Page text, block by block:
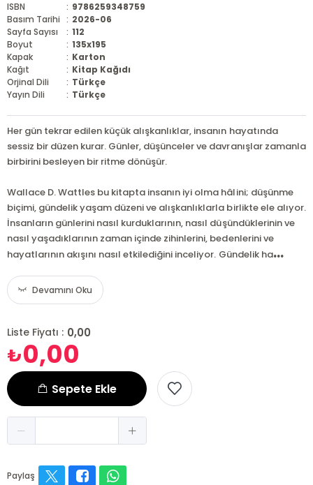
ISBN : 9786259348759
Basım Tarihi : 2026-06
Sayfa Sayısı
: 112
Boyut
: 135x195
Kapak
: Karton
Kağıt
: Kitap Kağıdı
Orjinal Dili
: Türkçe
Yayın Dili
: Türkçe
Her gün tekrar edilen küçük alışkanlıklar, insanın hayatında
sessiz bir düzen kurar. Günler, düşünceler ve davranışlar zamanla
birbirini besleyen bir ritme dönüşür.
Wallace D. Wattles bu kitapta insanın iyi olma hâlini; düşünme
biçimi, gündelik yaşam düzeni ve alışkanlıklarla birlikte ele alıyor.
İnsanların günlerini nasıl kurduklarının, nasıl düşündüklerinin ve
nasıl yaşadıklarının zaman içinde zihinlerini, bedenlerini ve
hayatlarının akışını nasıl etkilediğini inceliyor. Gündelik ha...
Devamını Oku
Liste Fiyatı : 0,00
₺0,00
Sepete Ekle
Paylaş